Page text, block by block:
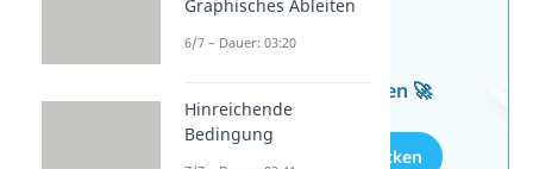
Jetzt neu: Teste dein
Wissen mit unseren
kostenlosen Aufgaben 🚀
Aufgaben entdecken
Graphisches Ableiten
6/7 – Dauer: 03:20
Hinreichende
Bedingung